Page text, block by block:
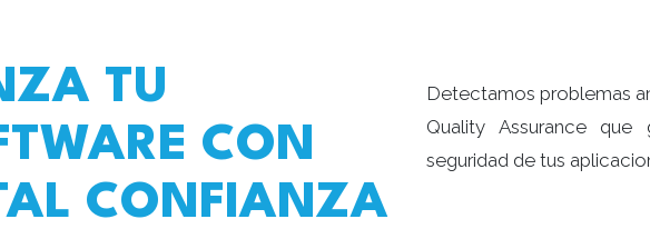
TU
CON
CONFIANZA
Detectamos problemas
Quality Assurance que
seguridad de tus